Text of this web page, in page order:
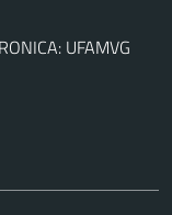
UFAMVG